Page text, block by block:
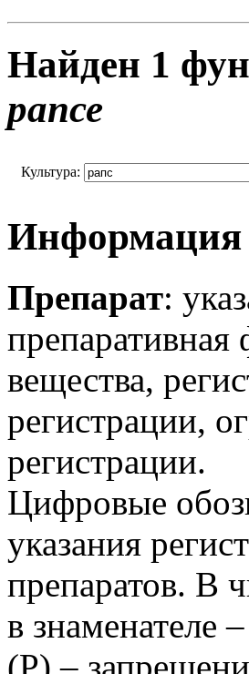
Найден 1
рапсе
Культура:
Информация
Препарат:
вещества,
регистрации,
регистрации.
Цифровые
указания
препаратов. В
в знаменателе
(Р) –